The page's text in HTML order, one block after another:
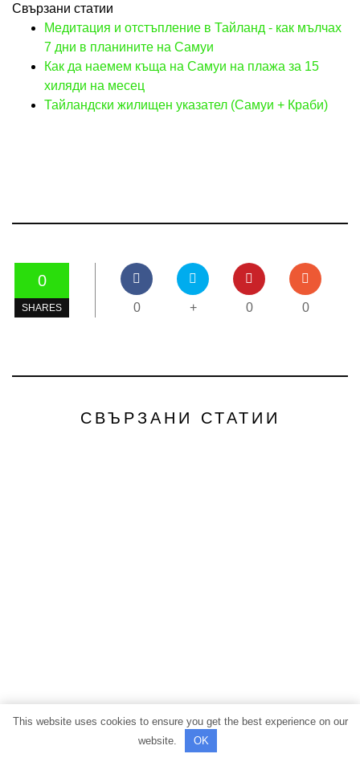
Свързани статии
Медитация и отстъпление в Тайланд - как мълчах
7 дни в планините на Самуи
Как да наемем къща на Самуи на плажа за 15
хиляди на месец
Тайландски жилищен указател (Самуи + Краби)
0
SHARES 0 + 0 0
СВЪРЗАНИ СТАТИИ
This website uses cookies to ensure you get the best experience on our
website.
OK